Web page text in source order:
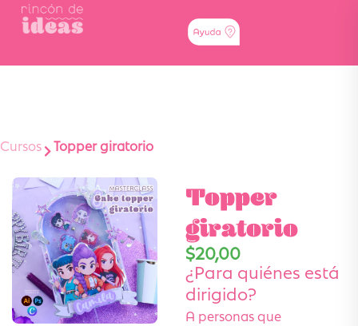
Cursos Topper giratorio
Topper
giratorio
$20,00
¿Para quiénes está
dirigido?
A personas que